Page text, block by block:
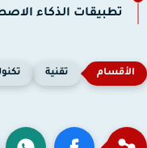
تطبيقات الذكاء
تقنية